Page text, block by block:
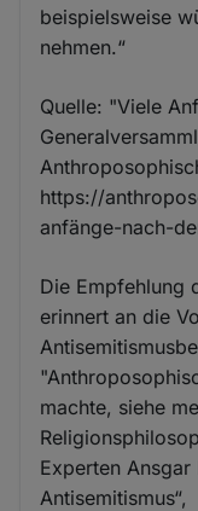
beispielsweise
nehmen.“
Quelle: "Viele
https://
anfänge-nach-
Die Empfehlung
erinnert an die
machte, siehe
Experten
Antisemitismus“,